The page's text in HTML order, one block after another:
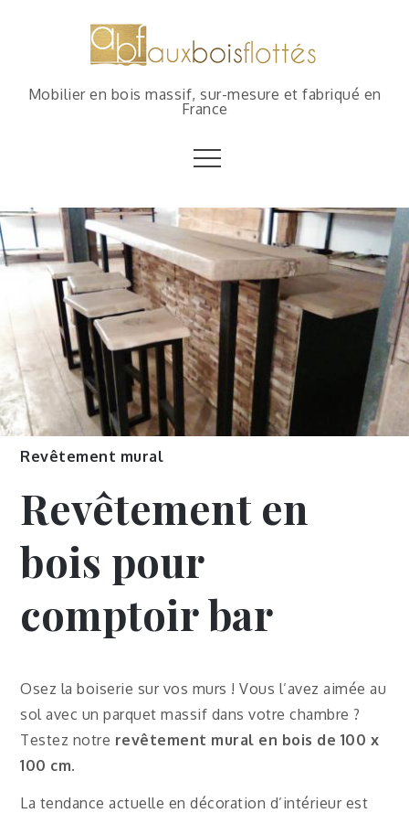
Mobilier en bois massif, sur-mesure et fabriqué en
France
Revêtement mural
Revêtement en
bois pour
comptoir bar
Osez la boiserie sur vos murs ! Vous l’avez aimée au
sol avec un parquet massif dans votre chambre ?
Testez notre revêtement mural en bois de 100 x
100 cm.
La tendance actuelle en décoration d’intérieur est